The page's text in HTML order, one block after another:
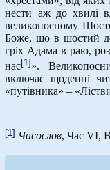
нести аж до хвилі
великопосному
Боже, що в шостий
гріх Адама в раю,
нас[1] ».
включає щоденні
«путівника» –
[1] Часослов, Час VI,